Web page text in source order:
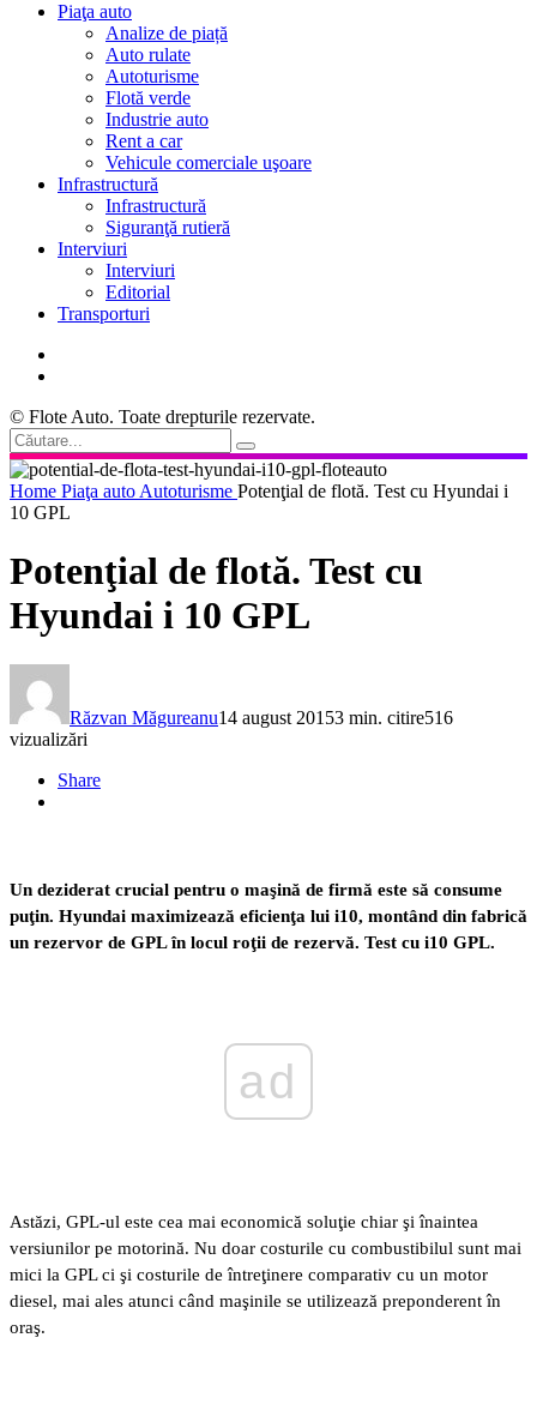
Piaţa auto
Analize de piață
Auto rulate
Autoturisme
Flotă verde
Industrie auto
Rent a car
Vehicule comerciale uşoare
Infrastructură
Infrastructură
Siguranţă rutieră
Interviuri
Interviuri
Editorial
Transporturi
© Flote Auto. Toate drepturile rezervate.
Home Piaţa auto Autoturisme Potenţial de flotă. Test cu Hyundai i
10 GPL
Potenţial de flotă. Test cu
Hyundai i 10 GPL
Răzvan Măgureanu14 august 20153 min. citire516
vizualizări
Share
Un deziderat crucial pentru o maşină de firmă este să consume
puţin. Hyundai maximizează eficienţa lui i10, montând din fabrică
un rezervor de GPL în locul roţii de rezervă. Test cu i10 GPL.
ad
Astăzi, GPL-ul este cea mai economică soluţie chiar şi înaintea
versiunilor pe motorină. Nu doar costurile cu combustibilul sunt mai
mici la GPL ci şi costurile de întreţinere comparativ cu un motor
diesel, mai ales atunci când maşinile se utilizează preponderent în
oraş.